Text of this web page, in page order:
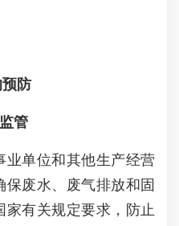
预防
管
单位和其他生产经营
废水、废气排放和固
家有关规定要求，防止